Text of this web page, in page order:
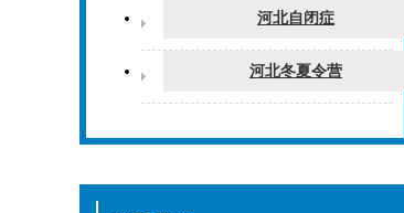
河北自闭症
河北冬夏令营